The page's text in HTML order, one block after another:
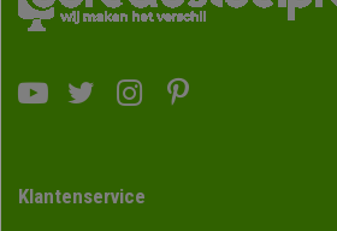
Klantenservice